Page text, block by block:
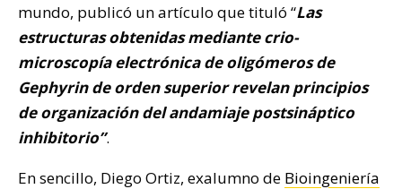
mundo, publicó un artículo que tituló “Las
estructuras obtenidas mediante crio-
microscopía electrónica de oligómeros de
Gephyrin de orden superior revelan principios
de organización del andamiaje postsináptico
inhibitorio”.
En sencillo, Diego Ortiz, exalumno de Bioingeniería